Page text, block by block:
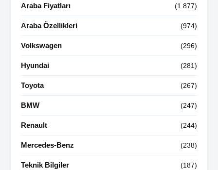
Araba Fiyatları (1.877)
Araba Özellikleri (974)
Volkswagen (296)
Hyundai (281)
Toyota (267)
BMW (247)
Renault (244)
Mercedes-Benz (238)
Teknik Bilgiler (187)